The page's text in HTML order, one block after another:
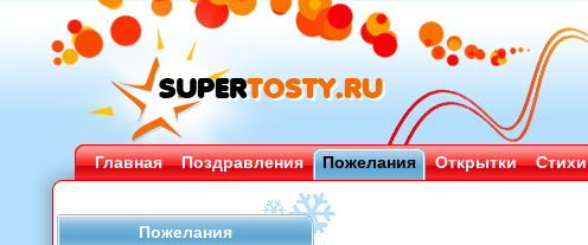
Главная Поздравления Пожелания Открытки Стихи
Пожелания